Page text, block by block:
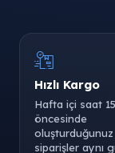
Hızlı Kargo
Hafta içi saat
öncesinde
oluşturduğunuz
siparişler aynı